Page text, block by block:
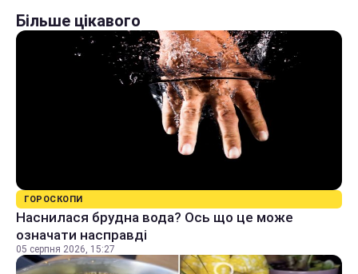
Більше цікавого
ГОРОСКОПИ
Наснилася брудна вода? Ось що це може
означати насправді
05 серпня 2026, 15:27